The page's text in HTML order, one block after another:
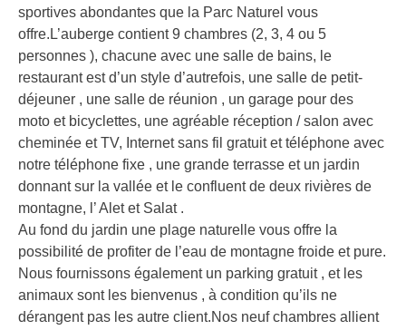
sportives abondantes que la Parc Naturel vous
offre.L’auberge contient 9 chambres (2, 3, 4 ou 5
personnes ), chacune avec une salle de bains, le
restaurant est d’un style d’autrefois, une salle de petit-
déjeuner , une salle de réunion , un garage pour des
moto et bicyclettes, une agréable réception / salon avec
cheminée et TV, Internet sans fil gratuit et téléphone avec
notre téléphone fixe , une grande terrasse et un jardin
donnant sur la vallée et le confluent de deux rivières de
montagne, l’ Alet et Salat .
Au fond du jardin une plage naturelle vous offre la
possibilité de profiter de l’eau de montagne froide et pure.
Nous fournissons également un parking gratuit , et les
animaux sont les bienvenus , à condition qu’ils ne
dérangent pas les autre client.Nos neuf chambres allient